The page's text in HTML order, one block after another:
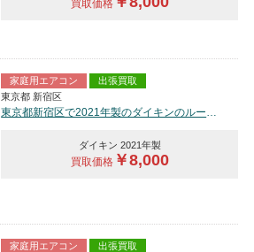
買取価格
家庭用エアコン
出張買取
東京都 新宿区
ダイキン 2021年製
買取価格￥8,000
家庭用エアコン
出張買取